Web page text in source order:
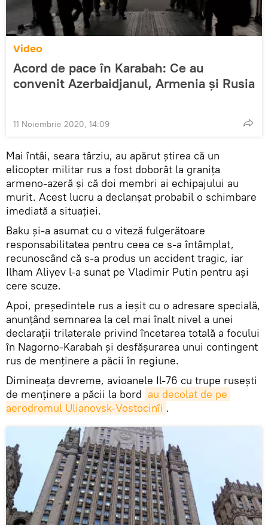
Video
Acord de pace în Karabah: Ce au
convenit Azerbaidjanul, Armenia și Rusia
11 Noiembrie 2020, 14:09
Mai întâi, seara târziu, au apărut știrea că un
elicopter militar rus a fost doborât la granița
armeno-azeră și că doi membri ai echipajului au
murit. Acest lucru a declanșat probabil o schimbare
imediată a situației.
Baku și-a asumat cu o viteză fulgerătoare
responsabilitatea pentru ceea ce s-a întâmplat,
recunoscând că s-a produs un accident tragic, iar
Ilham Aliyev l-a sunat pe Vladimir Putin pentru ași
cere scuze.
Apoi, președintele rus a ieșit cu o adresare specială,
anunțând semnarea la cel mai înalt nivel a unei
declarații trilaterale privind încetarea totală a focului
în Nagorno-Karabah și desfășurarea unui contingent
rus de menținere a păcii în regiune.
Dimineața devreme, avioanele Il-76 cu trupe rusești
de menținere a păcii la bord au decolat de pe
aerodromul Ulianovsk-Vostocinîi .